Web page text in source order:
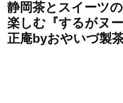
静岡茶とスイーツ
楽しむ『するがヌ
正庵byおやいづ製